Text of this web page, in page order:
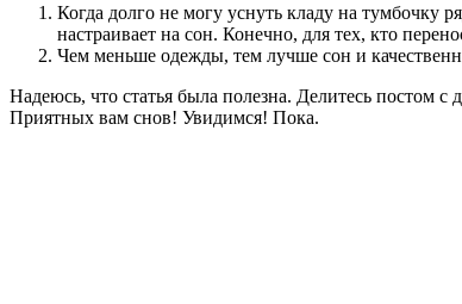
Когда долго не могу уснуть кладу на тумбочку
настраивает на сон. Конечно, для тех, кто
Чем меньше одежды, тем лучше сон и
Надеюсь, что статья была полезна. Делитесь постом
Приятных вам снов! Увидимся! Пока.